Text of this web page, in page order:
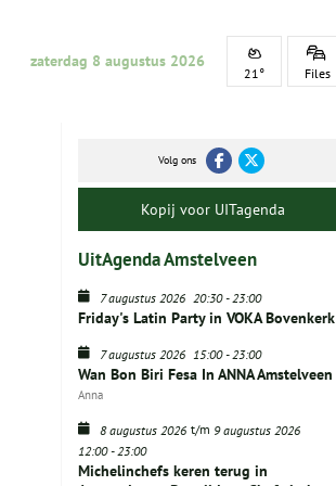
zaterdag 8 augustus 2026
21° Files
Volg ons
Kopij voor UITagenda
UitAgenda Amstelveen
7 augustus 2026 20:30-23:00
Friday's Latin Party in VOKA Bovenkerk
7 augustus 2026 15:00-23:00
Wan Bon Biri Fesa In ANNA Amstelveen
Anna
8 augustus 2026 t/m 9 augustus 2026
12:00-23:00
Michelinchefs keren terug in